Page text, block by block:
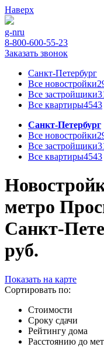
Наверх
g-nru
8-800-600-55-23
Заказать звонок
Санкт-Петербург
Все новостройки
Все застройщики
Все квартиры4543
Санкт-Петербург
Все новостройки
Все застройщики
Все квартиры4543
метро
Санкт-
руб.
Показать на карте
Сортировать по:
Стоимости
Сроку сдачи
Рейтингу дома
Расстоянию до